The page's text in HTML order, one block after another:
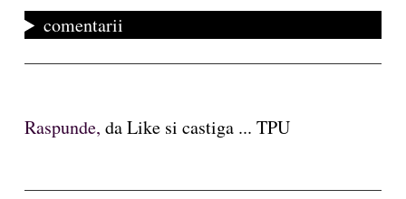
comentarii
Raspunde, da Like si castiga ... TPU